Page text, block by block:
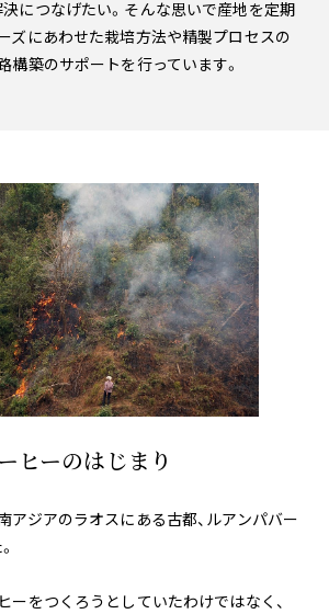
につなげたい。そんな思いで産地を定期
ズにあわせた栽培方法や精製プロセスの
構築のサポートを行っています。
ヒーのはじまり
アジアのラオスにある古都、ルアンパバー
ーをつくろうとしていたわけではなく、